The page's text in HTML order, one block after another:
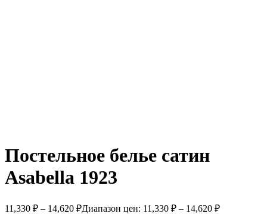
Постельное белье сатин
Asabella 1923
11,330 ₽ – 14,620 ₽Диапазон цен: 11,330 ₽ – 14,620 ₽